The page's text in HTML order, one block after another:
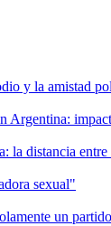
y la amistad
Argentina:
la distancia
sexual"
un partido